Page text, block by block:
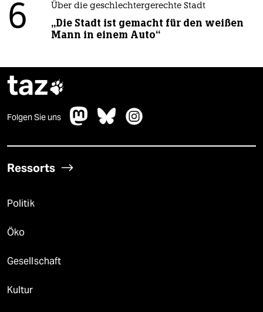
6 Über die geschlechtergerechte Stadt
„Die Stadt ist gemacht für den weißen
Mann in einem Auto“
taz
Folgen Sie uns
Ressorts
Politik
Öko
Gesellschaft
Kultur